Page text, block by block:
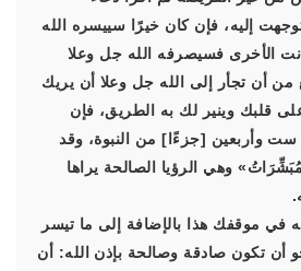
إليه، فإن كان خيرًا سييسره الله
الأخرى فسيصرفه الله جل وعلا
من أن تجأر إلى الله جل وعلا أن يريك
قلبك وينير لك به الطريق، فإن
ست وأربعين [جزءًا] من النبوة، وقد
وهي الرؤيا الصالحة يراها
في موقفك هذا بالإضافة إلى ما تيسر
أن تكون صادقة وصالحة بإذن الله: أن